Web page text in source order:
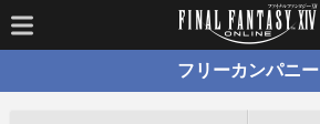
フリーカンパニー